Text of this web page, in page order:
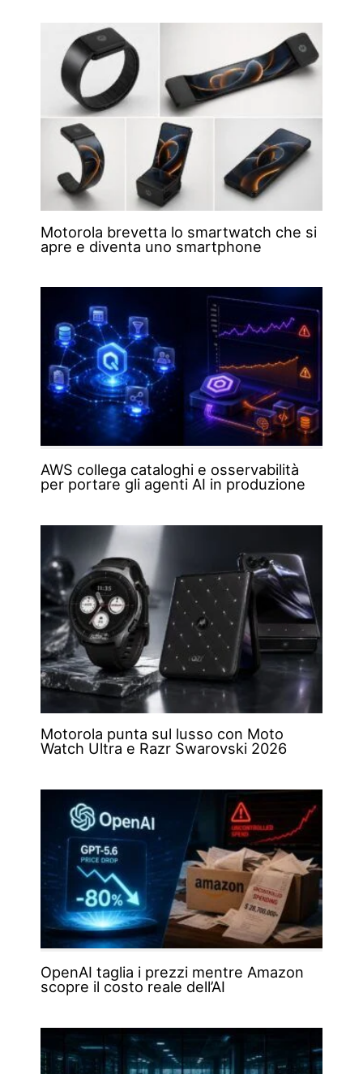
Motorola brevetta lo smartwatch che si
apre e diventa uno smartphone
AWS collega cataloghi e osservabilità
per portare gli agenti AI in produzione
Motorola punta sul lusso con Moto
Watch Ultra e Razr Swarovski 2026
OpenAI taglia i prezzi mentre Amazon
scopre il costo reale dell’AI